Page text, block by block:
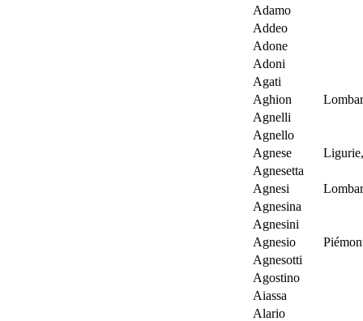
Adamo
Addeo
Adone
Adoni
Agati
Aghion
Agnelli
Agnello
Agnese
Agnesetta
Agnesi
Agnesina
Agnesini
Agnesio
Agnesotti
Agostino
Aiassa
Alario